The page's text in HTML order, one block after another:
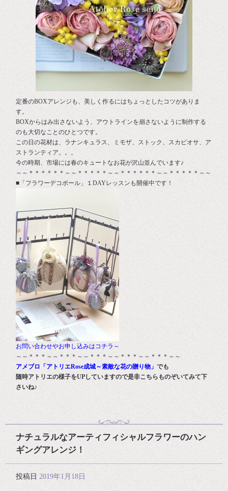
定番のBOXアレンジも、美しく作るにはちょっとしたコツがありま
す。
BOXからはみ出さないよう、アウトラインを崩さないように制作する
のも大切なことのひとつです。
この日の花材は、ラナンキュラス、ミモザ、ストック、スカビオサ、ア
ストランティア。。。
今の時期、市場には春のキュートなお花が沢山並んでいます♪
～～＊＊＊＊＊＊～～＊＊＊＊＊～～＊＊＊＊＊＊～～＊＊＊＊＊～～
■「フラワーデコボール」１DAYレッスンも開催中です！
お問い合わせやお申し込みはコチラ～
～～＊＊＊～～＊＊＊～～＊＊＊～～＊＊＊～～＊＊＊～～
アメブロ「アトリエRose成城～素敵な花の贈り物」でも
随時アトリエの様子をUPしていますので是非こちらものぞいてみて下
さいね♪
ナチュラルなアーティフィシャルフラワーのハン
ギングアレンジ！
投稿日 2019年1月18日